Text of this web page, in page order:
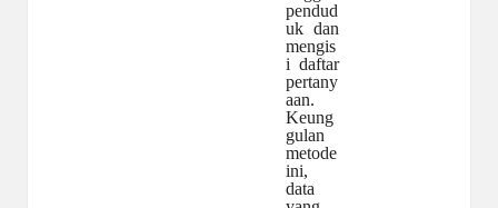
pendud
uk dan
mengis
i daftar
pertany
aan.
Keung
gulan
metode
ini,
data